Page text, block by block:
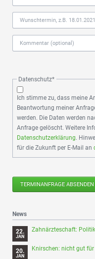
Pflichtfeld
Datenschutz*
Ich stimme zu, dass meine
Beantwortung meiner
werden. Die Daten werden nach abgeschlossener Bearbeitung der
Anfrage gelöscht. Weitere
Datenschutzerklärung.
für die Zukunft per E-Mail an
TERMINANFRAGE ABSENDEN
News
22.
JAN
Zahnärzteschaft:
20.
JAN
Knirschen: nicht gut